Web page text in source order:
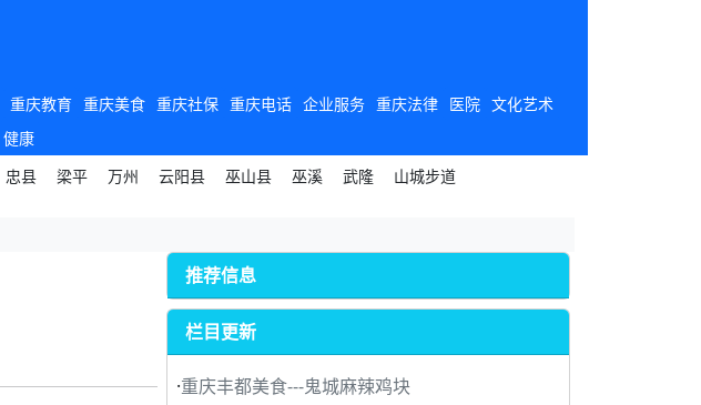
重庆教育 重庆美食 重庆社保 重庆电话 企业服务 重庆法律 医院 文化艺术
健康
忠县 梁平 万州 云阳县 巫山县 巫溪 武隆 山城步道
推荐信息
栏目更新
·重庆丰都美食---鬼城麻辣鸡块